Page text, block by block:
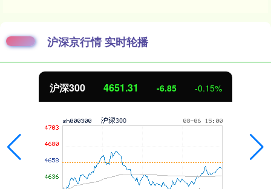
沪深京行情 实时轮播
沪深300 4651.31 -6.85 -0.15%